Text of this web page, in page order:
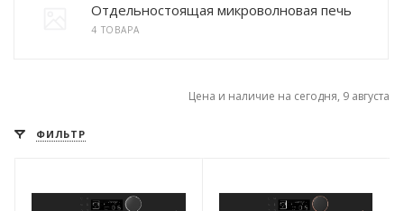
Отдельностоящая микроволновая печь
4 ТОВАРА
Цена и наличие на сегодня, 9 августа
ФИЛЬТР